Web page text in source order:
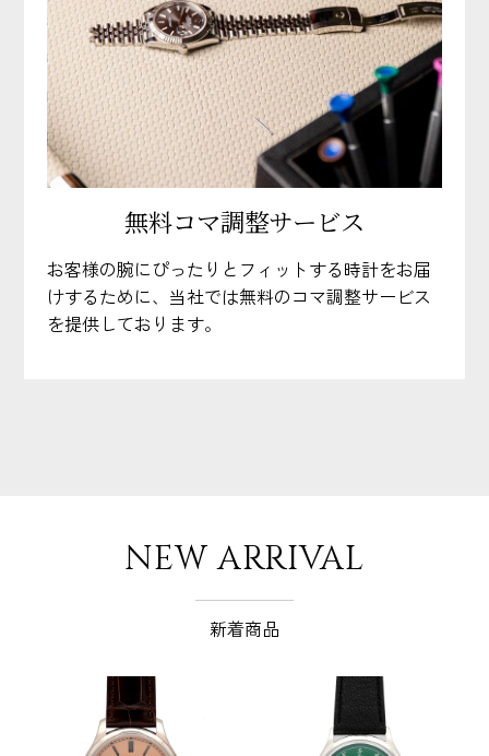
無料コマ調整サービス
お客様の腕にぴったりとフィットする時計をお届
けするために、当社では無料のコマ調整サービス
を提供しております。
NEW ARRIVAL
新着商品